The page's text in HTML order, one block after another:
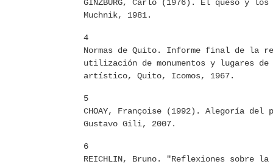
GINZBURG, Carlo (1976). El queso y
Muchnik, 1981.
4
Normas de Quito. Informe final de la
utilización de monumentos y lugares
artístico, Quito, Icomos, 1967.
5
CHOAY, Françoise (1992). Alegoría del
Gustavo Gili, 2007.
6
REICHLIN, Bruno. "Reflexiones sobre